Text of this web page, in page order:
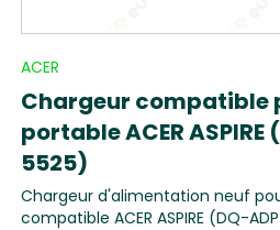
ACER
Chargeur compatible
portable ACER
5525)
Chargeur d'alimentation neuf
compatible ACER ASPIRE (DQ-